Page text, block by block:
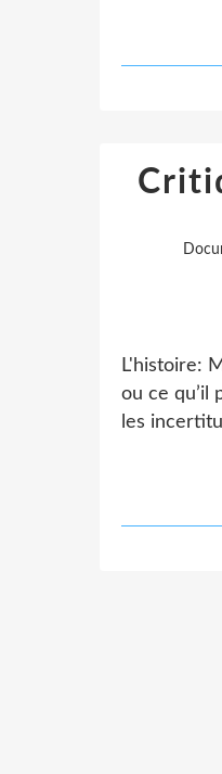
L'histoire:
ou ce qu’il
les